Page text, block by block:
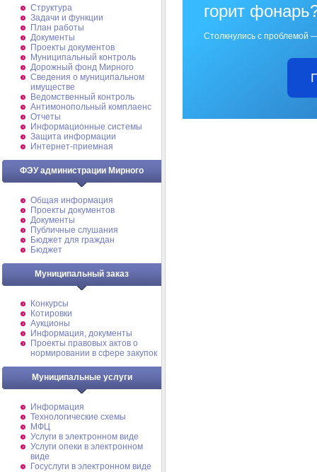
Структура
Задачи и функции
План работы
Документы
Проекты документов
Муниципальный контроль
Дорожный фонд Мирного
Cведения о муниципальном
имуществе
Ведомственный контроль
Антимонопольный комплаенс
Отчеты
Информационные системы
Защита информации
Интернет-приемная
ФЭУ администрации Мирного
Общая информация
Проекты документов
Документы
Публичные слушания
Бюджет для граждан
Бюджет
Муниципальный заказ
Конкурсы
Котировки
Аукционы
Информация, документы
Проекты правовых актов о
нормировании в сфере закупок
Муниципальные услуги
Информация
Технологические схемы
МФЦ
Услуги в электронном виде
Услуги опеки в электронном
виде
Госуслуги в электронном виде
горит
Столкнулись с проблемой